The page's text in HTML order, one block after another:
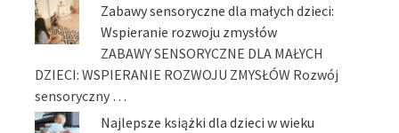
Zabawy sensoryczne dla małych dzieci:
Wspieranie rozwoju zmysłów
ZABAWY SENSORYCZNE DLA MAŁYCH
DZIECI: WSPIERANIE ROZWOJU ZMYSŁÓW Rozwój
sensoryczny …
Najlepsze książki dla dzieci w wieku